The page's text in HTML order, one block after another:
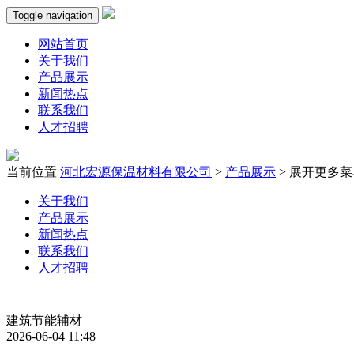
Toggle navigation
网站首页
关于我们
产品展示
新闻热点
联系我们
人才招聘
当前位置 河北宏源保温材料有限公司 > 产品展示 > 展开更多
关于我们
产品展示
新闻热点
联系我们
人才招聘
建筑节能辅材
2026-06-04 11:48